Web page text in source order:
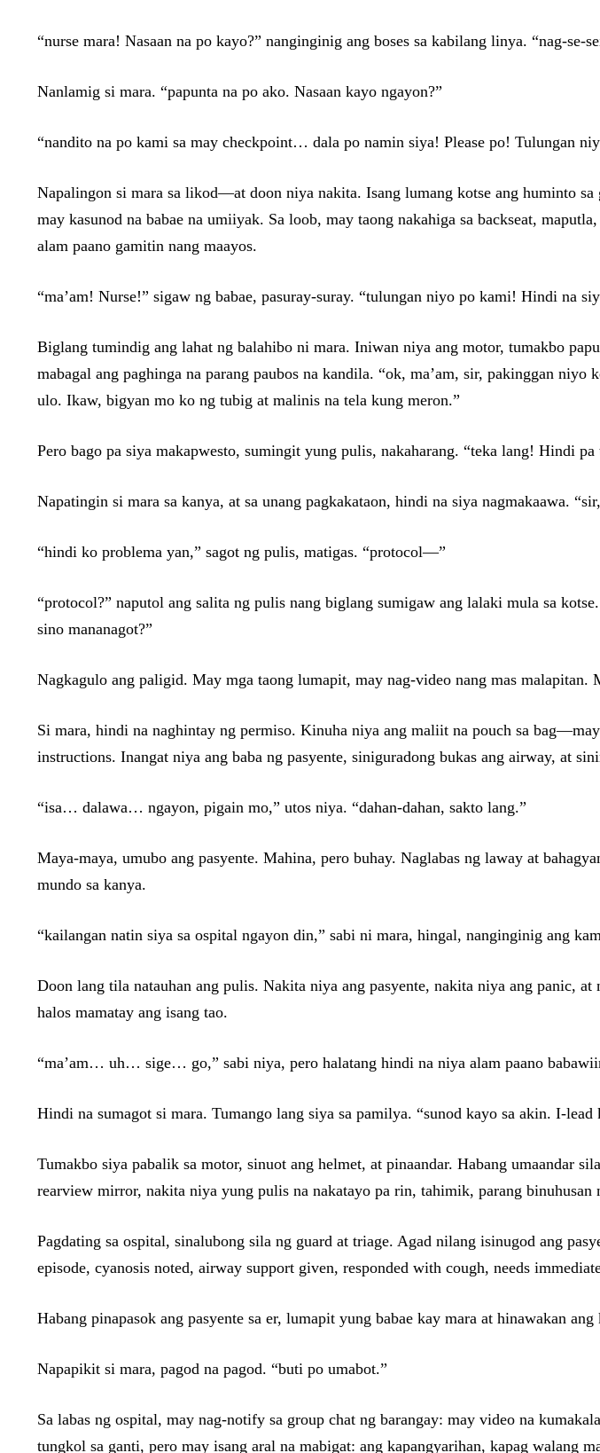
“nurse mara! Nasaan na po kayo?” nanginginig ang boses sa kabilang linya. “nag-
Nanlamig si mara. “papunta na po ako. Nasaan kayo ngayon?”
“nandito na po kami sa may checkpoint… dala po namin siya! Please po! Tulungan
Napalingon si mara sa likod—at doon niya nakita. Isang lumang kotse ang huminto
may kasunod na babae na umiiyak. Sa loob, may taong nakahiga sa backseat,
alam paano gamitin nang maayos.
“ma’am! Nurse!” sigaw ng babae, pasuray-suray. “tulungan niyo po kami! Hindi na
Biglang tumindig ang lahat ng balahibo ni mara. Iniwan niya ang motor, tumakbo
mabagal ang paghinga na parang paubos na kandila. “ok, ma’am, sir, pakinggan
ulo. Ikaw, bigyan mo ko ng tubig at malinis na tela kung meron.”
Pero bago pa siya makapwesto, sumingit yung pulis, nakaharang. “teka lang! Hindi
Napatingin si mara sa kanya, at sa unang pagkakataon, hindi na siya nagmakaawa.
“hindi ko problema yan,” sagot ng pulis, matigas. “protocol—”
“protocol?” naputol ang salita ng pulis nang biglang sumigaw ang lalaki mula sa
sino mananagot?”
Nagkagulo ang paligid. May mga taong lumapit, may nag-video nang mas
Si mara, hindi na naghintay ng permiso. Kinuha niya ang maliit na pouch sa
instructions. Inangat niya ang baba ng pasyente, siniguradong bukas ang airway, at
“isa… dalawa… ngayon, pigain mo,” utos niya. “dahan-dahan, sakto lang.”
Maya-maya, umubo ang pasyente. Mahina, pero buhay. Naglabas ng laway at
mundo sa kanya.
“kailangan natin siya sa ospital ngayon din,” sabi ni mara, hingal, nanginginig ang
Doon lang tila natauhan ang pulis. Nakita niya ang pasyente, nakita niya ang panic,
halos mamatay ang isang tao.
“ma’am… uh… sige… go,” sabi niya, pero halatang hindi na niya alam paano
Hindi na sumagot si mara. Tumango lang siya sa pamilya. “sunod kayo sa akin. I-lead
Tumakbo siya pabalik sa motor, sinuot ang helmet, at pinaandar. Habang umaandar
rearview mirror, nakita niya yung pulis na nakatayo pa rin, tahimik, parang binuhusan
Pagdating sa ospital, sinalubong sila ng guard at triage. Agad nilang isinugod ang
episode, cyanosis noted, airway support given, responded with cough, needs
Habang pinapasok ang pasyente sa er, lumapit yung babae kay mara at hinawakan
Napapikit si mara, pagod na pagod. “buti po umabot.”
Sa labas ng ospital, may nag-notify sa group chat ng barangay: may video na
tungkol sa ganti, pero may isang aral na mabigat: ang kapangyarihan, kapag